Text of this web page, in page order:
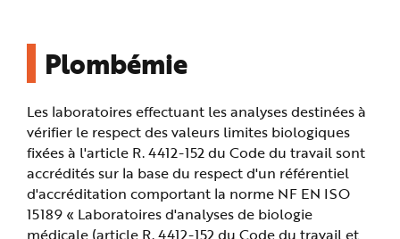
Plombémie
Les laboratoires effectuant les analyses destinées à
vérifier le respect des valeurs limites biologiques
fixées à l'article R. 4412-152 du Code du travail sont
accrédités sur la base du respect d'un référentiel
d'accréditation comportant la norme NF EN ISO
15189 « Laboratoires d'analyses de biologie
médicale (article R. 4412-152 du Code du travail et